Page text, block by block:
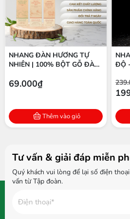
NHANG ĐÀN HƯƠNG TỰ
NHIÊN | 100% BỘT GỖ ĐÀN
HỢP THIỀN & THỜ CÚNG
69.000₫
Thêm vào giỏ
ĐỘ
Tư vấn & giải đáp miễn
Quý khách vui lòng để lại số điện
vấn từ Tập đoàn.